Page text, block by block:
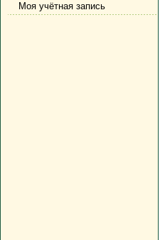
Моя учётная запись